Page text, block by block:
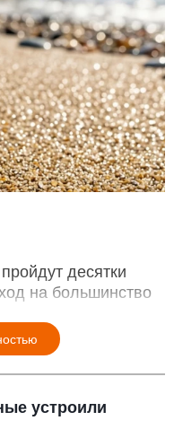
десятки
на большинство
устроили